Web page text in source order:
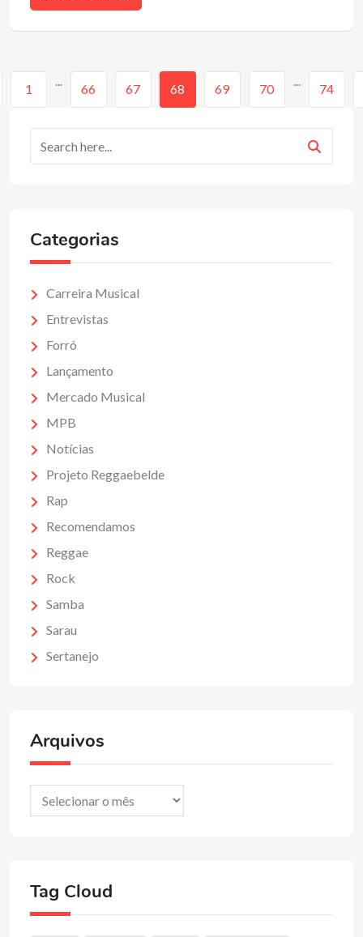
1 66 67 68 69 70 74
Categorias
Carreira Musical
Entrevistas
Forró
Lançamento
Mercado Musical
MPB
Notícias
Projeto Reggaebelde
Rap
Recomendamos
Reggae
Rock
Samba
Sarau
Sertanejo
Arquivos
Tag Cloud